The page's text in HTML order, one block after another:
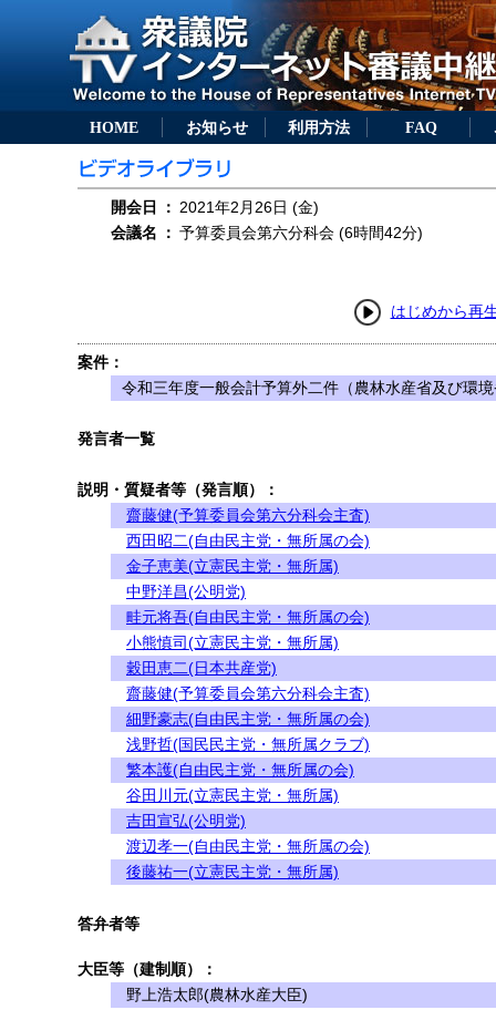
HOME お知らせ 利用方法 FAQ
開会日 ： 2021年2月26日 (金)
会議名
： 予算委員会第六分科会 (6時間42分)
はじめから再
案件：
令和三年度一般会計予算外二件（農林水産省及び環
発言者一覧
説明・質疑者等（発言順）：
齋藤健(予算委員会第六分科会主査)
西田昭二(自由民主党・無所属の会)
金子恵美(立憲民主党・無所属)
中野洋昌(公明党)
畦元将吾(自由民主党・無所属の会)
小熊慎司(立憲民主党・無所属)
穀田恵二(日本共産党)
齋藤健(予算委員会第六分科会主査)
細野豪志(自由民主党・無所属の会)
浅野哲(国民民主党・無所属クラブ)
繁本護(自由民主党・無所属の会)
谷田川元(立憲民主党・無所属)
吉田宣弘(公明党)
渡辺孝一(自由民主党・無所属の会)
後藤祐一(立憲民主党・無所属)
答弁者等
大臣等（建制順）：
野上浩太郎(農林水産大臣)